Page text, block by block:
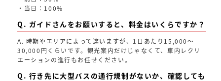
・当日：100%
Q. ガイドさんをお願いすると、料金はいくらですか？
A. 時期やエリアによって違いますが、1日あたり15,000〜
30,000円くらいです。観光案内だけじゃなくて、車内レクリ
エーションの進行もお任せください。
Q. 行き先に大型バスの通行規制がないか、確認しても